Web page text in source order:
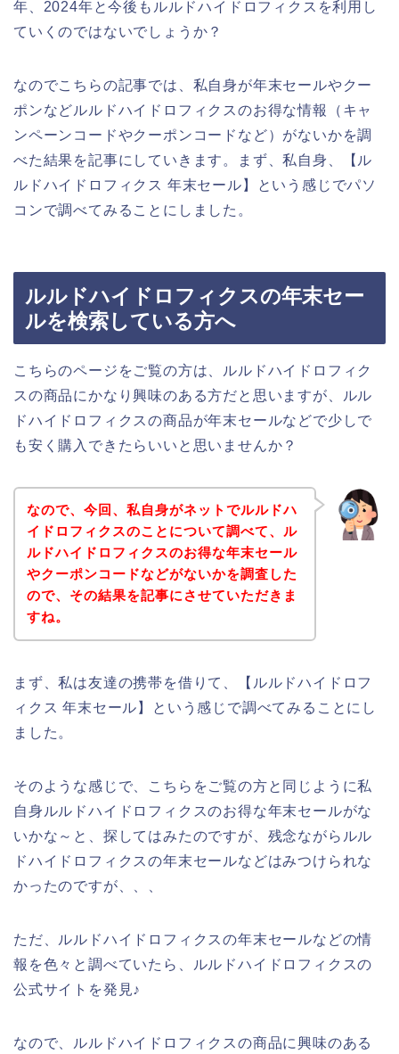
年、2024年と今後もルルドハイドロフィクスを利用し
ていくのではないでしょうか？
なのでこちらの記事では、私自身が年末セールやクー
ポンなどルルドハイドロフィクスのお得な情報（キャ
ンペーンコードやクーポンコードなど）がないかを調
べた結果を記事にしていきます。まず、私自身、【ル
ルドハイドロフィクス 年末セール】という感じでパソ
コンで調べてみることにしました。
ルルドハイドロフィクスの年末セー
ルを検索している方へ
こちらのページをご覧の方は、ルルドハイドロフィク
スの商品にかなり興味のある方だと思いますが、ルル
ドハイドロフィクスの商品が年末セールなどで少しで
も安く購入できたらいいと思いませんか？
なので、今回、私自身がネットでルルドハ
イドロフィクスのことについて調べて、ル
ルドハイドロフィクスのお得な年末セール
やクーポンコードなどがないかを調査した
ので、その結果を記事にさせていただきま
すね。
まず、私は友達の携帯を借りて、【ルルドハイドロフ
ィクス 年末セール】という感じで調べてみることにし
ました。
そのような感じで、こちらをご覧の方と同じように私
自身ルルドハイドロフィクスのお得な年末セールがな
いかな～と、探してはみたのですが、残念ながらルル
ドハイドロフィクスの年末セールなどはみつけられな
かったのですが、、、
ただ、ルルドハイドロフィクスの年末セールなどの情
報を色々と調べていたら、ルルドハイドロフィクスの
公式サイトを発見♪
なので、ルルドハイドロフィクスの商品に興味のある